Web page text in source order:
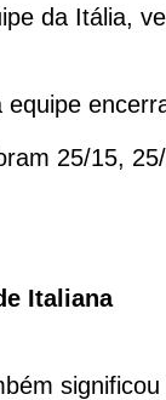
da Itália,
25/15,
Italiana